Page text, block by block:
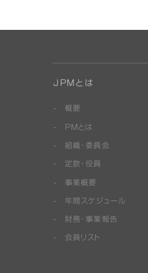
JPMとは
概要
PMとは
組織・委員会
定款・役員
事業概要
年間スケジュール
財務・事業報告
会員リスト